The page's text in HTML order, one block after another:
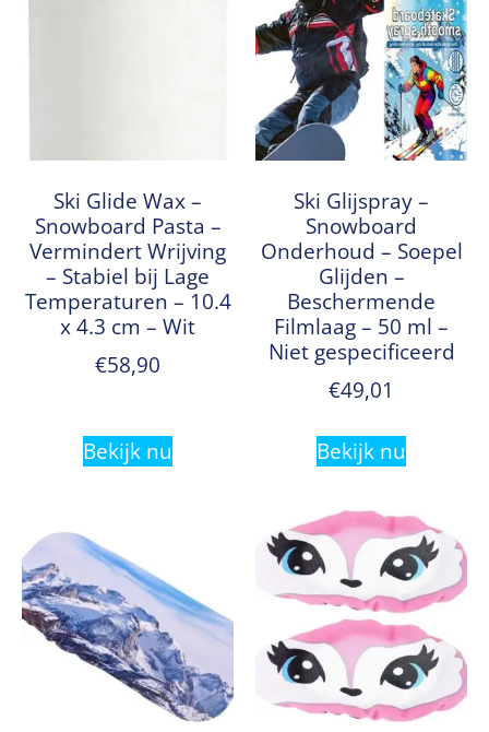
Ski Glide Wax –
Snowboard Pasta –
Vermindert Wrijving
– Stabiel bij Lage
Temperaturen – 10.4
x 4.3 cm – Wit
€58,90
Bekijk nu
Ski Glijspray –
Snowboard
Onderhoud – Soepel
Glijden –
Beschermende
Filmlaag – 50 ml –
Niet gespecificeerd
€49,01
Bekijk nu